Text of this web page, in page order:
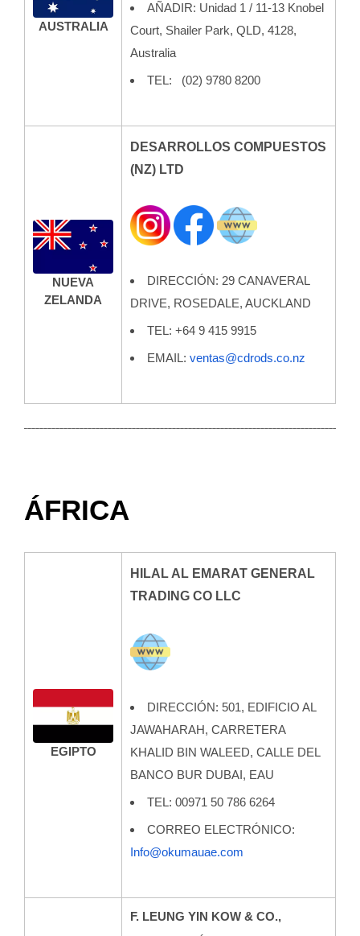
AUSTRALIA
AÑADIR: Unidad 1 / 11-13 Knobel
Court, Shailer Park, QLD, 4128,
Australia
TEL:
(02) 9780 8200
NUEVA
ZELANDA
DESARROLLOS COMPUESTOS
(NZ) LTD
DIRECCIÓN: 29 CANAVERAL
DRIVE, ROSEDALE, AUCKLAND
TEL: +64 9 415 9915
EMAIL:ventas@cdrods.co.nz
ÁFRICA
EGIPTO
HILAL AL EMARAT GENERAL
TRADING CO LLC
DIRECCIÓN: 501, EDIFICIO AL
JAWAHARAH, CARRETERA
KHALID BIN WALEED, CALLE DEL
BANCO BUR DUBAI, EAU
TEL: 00971 50 786 6264
CORREO ELECTRÓNICO:
Info@okumauae.com
F. LEUNG YIN KOW & CO.,